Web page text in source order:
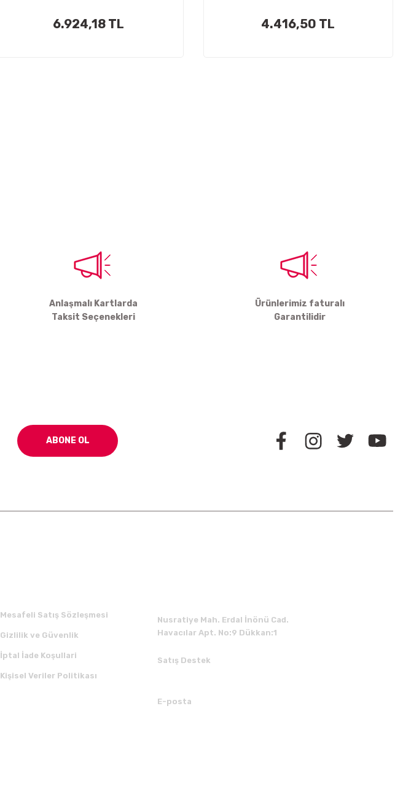
6.924,18 TL 4.416,50 TL
Anlaşmalı Kartlarda
Taksit Seçenekleri
Ürünlerimiz faturalı
Garantilidir
ABONE OL
Mesafeli Satış Sözleşmesi
Gizlilik ve Güvenlik
İptal İade Koşullari
Kişisel Veriler Politikası
Nusratiye Mah. Erdal İnönü Cad.
Havacılar Apt. No:9 Dükkan:1
Satış Destek
E-posta